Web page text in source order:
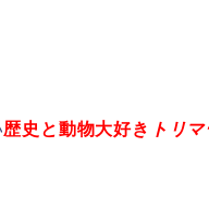
歴史と動物大好き トリマ